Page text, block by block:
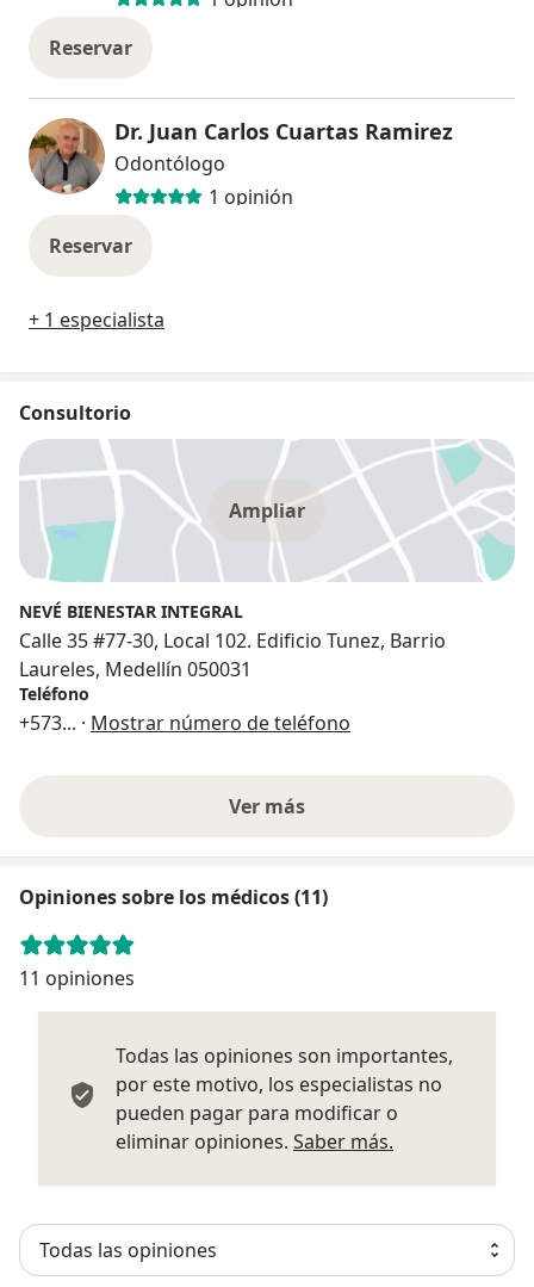
Reservar
Dr. Juan Carlos Cuartas Ramirez
Odontólogo
1 opinión
Reservar
+ 1 especialista
Consultorio
Ampliar
NEVÉ BIENESTAR INTEGRAL
Calle 35 #77-30, Local 102. Edificio Tunez, Barrio
Laureles, Medellín 050031
Teléfono
+573... · Mostrar número de teléfono
Ver más
Opiniones sobre los médicos (11)
11 opiniones
Todas las opiniones son importantes,
por este motivo, los especialistas no
pueden pagar para modificar o
eliminar opiniones. Saber más.